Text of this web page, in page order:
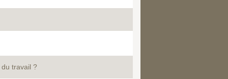
travail ?